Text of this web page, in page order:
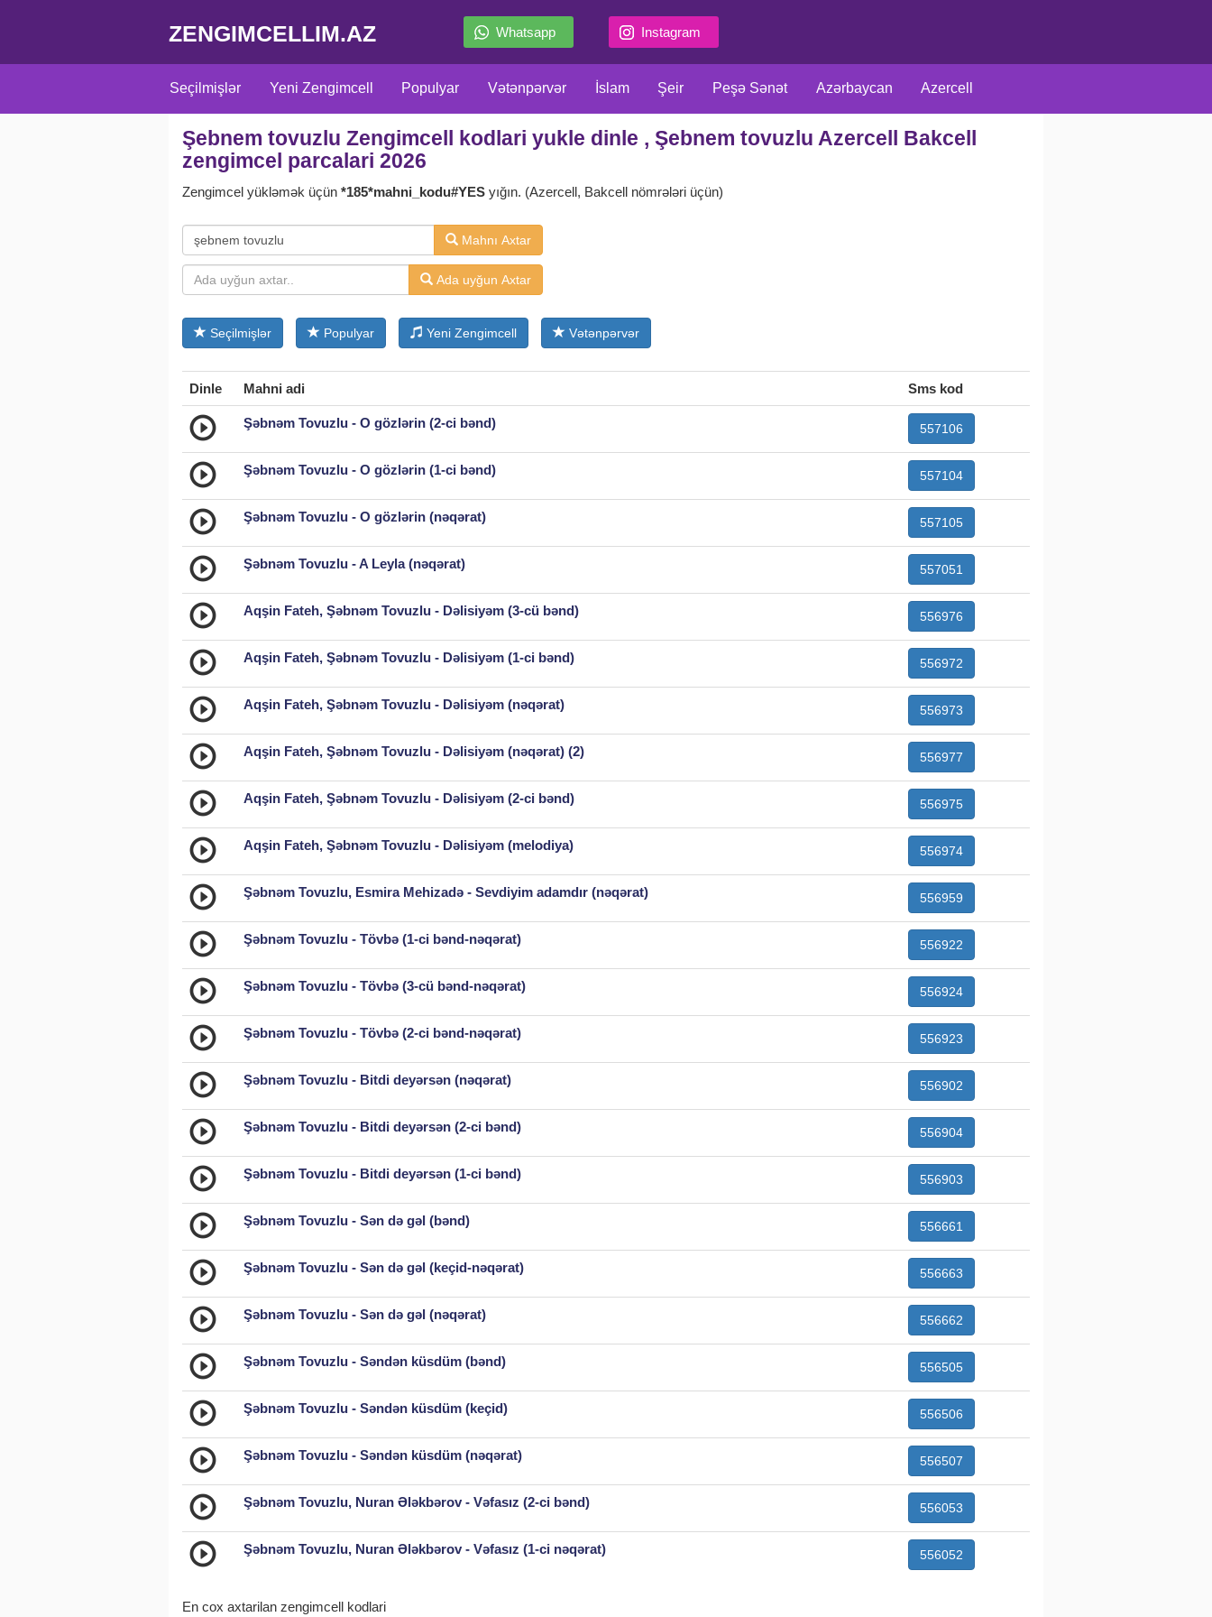
ZENGIMCELLIM.AZ Whatsapp Instagram
Seçilmişlər Yeni Zengimcell Populyar Vətənpərvər İslam Şeir Peşə Sənət Azərbaycan Azercell
Adlara uyğun Türk Türk seriallar Film Serial Meyxana Məzəli Klassiklər Xarici Rus Müxtəlif
Şebnem tovuzlu Zengimcell kodlari yukle dinle , Şebnem tovuzlu Azercell Bakcell
zengimcel parcalari 2026
Zengimcel yükləmək üçün *185*mahni_kodu#YES yığın. (Azercell, Bakcell nömrələri üçün)
Mahnı Axtar
Ada uyğun Axtar
Seçilmişlər Populyar Yeni Zengimcell Vətənpərvər
Dinle Mahni adi Sms kod
Şəbnəm Tovuzlu - O gözlərin (2-ci bənd) 557106
Şəbnəm Tovuzlu - O gözlərin (1-ci bənd) 557104
Şəbnəm Tovuzlu - O gözlərin (nəqərat) 557105
Şəbnəm Tovuzlu - A Leyla (nəqərat) 557051
Aqşin Fateh, Şəbnəm Tovuzlu - Dəlisiyəm (3-cü bənd) 556976
Aqşin Fateh, Şəbnəm Tovuzlu - Dəlisiyəm (1-ci bənd) 556972
Aqşin Fateh, Şəbnəm Tovuzlu - Dəlisiyəm (nəqərat) 556973
Aqşin Fateh, Şəbnəm Tovuzlu - Dəlisiyəm (nəqərat) (2) 556977
Aqşin Fateh, Şəbnəm Tovuzlu - Dəlisiyəm (2-ci bənd) 556975
Aqşin Fateh, Şəbnəm Tovuzlu - Dəlisiyəm (melodiya) 556974
Şəbnəm Tovuzlu, Esmira Mehizadə - Sevdiyim adamdır (nəqərat) 556959
Şəbnəm Tovuzlu - Tövbə (1-ci bənd-nəqərat) 556922
Şəbnəm Tovuzlu - Tövbə (3-cü bənd-nəqərat) 556924
Şəbnəm Tovuzlu - Tövbə (2-ci bənd-nəqərat) 556923
Şəbnəm Tovuzlu - Bitdi deyərsən (nəqərat) 556902
Şəbnəm Tovuzlu - Bitdi deyərsən (2-ci bənd) 556904
Şəbnəm Tovuzlu - Bitdi deyərsən (1-ci bənd) 556903
Şəbnəm Tovuzlu - Sən də gəl (bənd) 556661
Şəbnəm Tovuzlu - Sən də gəl (keçid-nəqərat) 556663
Şəbnəm Tovuzlu - Sən də gəl (nəqərat) 556662
Şəbnəm Tovuzlu - Səndən küsdüm (bənd) 556505
Şəbnəm Tovuzlu - Səndən küsdüm (keçid) 556506
Şəbnəm Tovuzlu - Səndən küsdüm (nəqərat) 556507
Şəbnəm Tovuzlu, Nuran Ələkbərov - Vəfasız (2-ci bənd) 556053
Şəbnəm Tovuzlu, Nuran Ələkbərov - Vəfasız (1-ci nəqərat) 556052
En cox axtarilan zengimcell kodlari